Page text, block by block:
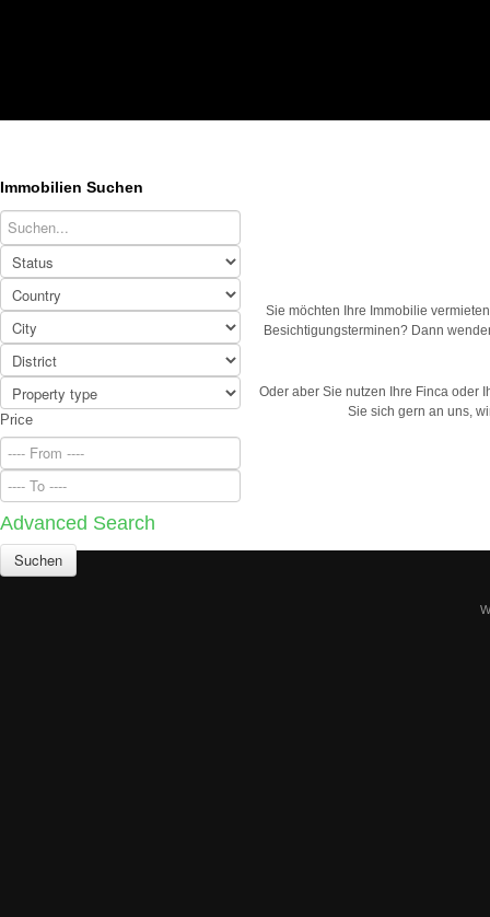
Immobilien Suchen
Price
Advanced Search
Sie möchten Ihre Immobilie
Besichtigungsterminen? Dann
Oder aber Sie nutzen Ihre Finca oder
Sie sich gern an uns,